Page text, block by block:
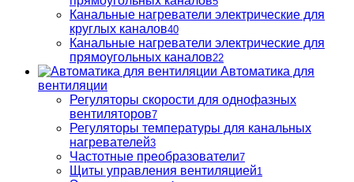
Канальные нагреватели электрические для
круглых каналов40
Канальные нагреватели электрические для
прямоугольных каналов22
Автоматика для
вентиляции
Регуляторы скорости для однофазных
вентиляторов7
Регуляторы температуры для канальных
нагревателей3
Частотные преобразователи7
Щиты управления вентиляцией1